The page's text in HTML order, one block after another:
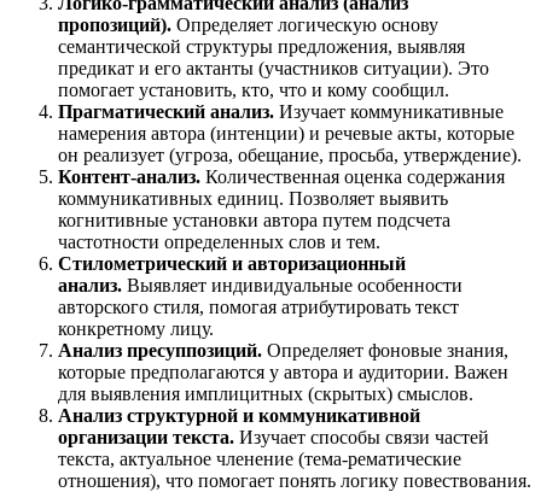
пропозиций). Определяет логическую основу
семантической структуры предложения, выявляя
предикат и его актанты (участников ситуации). Это
помогает установить, кто, что и кому сообщил.
Прагматический анализ. Изучает коммуникативные
намерения автора (интенции) и речевые акты, которые
он реализует (угроза, обещание, просьба, утверждение).
Контент-анализ. Количественная оценка содержания
коммуникативных единиц. Позволяет выявить
когнитивные установки автора путем подсчета
частотности определенных слов и тем.
Стилометрический и авторизационный
анализ. Выявляет индивидуальные особенности
авторского стиля, помогая атрибутировать текст
конкретному лицу.
Анализ пресуппозиций. Определяет фоновые знания,
которые предполагаются у автора и аудитории. Важен
для выявления имплицитных (скрытых) смыслов.
Анализ структурной и коммуникативной
организации текста. Изучает способы связи частей
текста, актуальное членение (тема-рематические
отношения), что помогает понять логику повествования.